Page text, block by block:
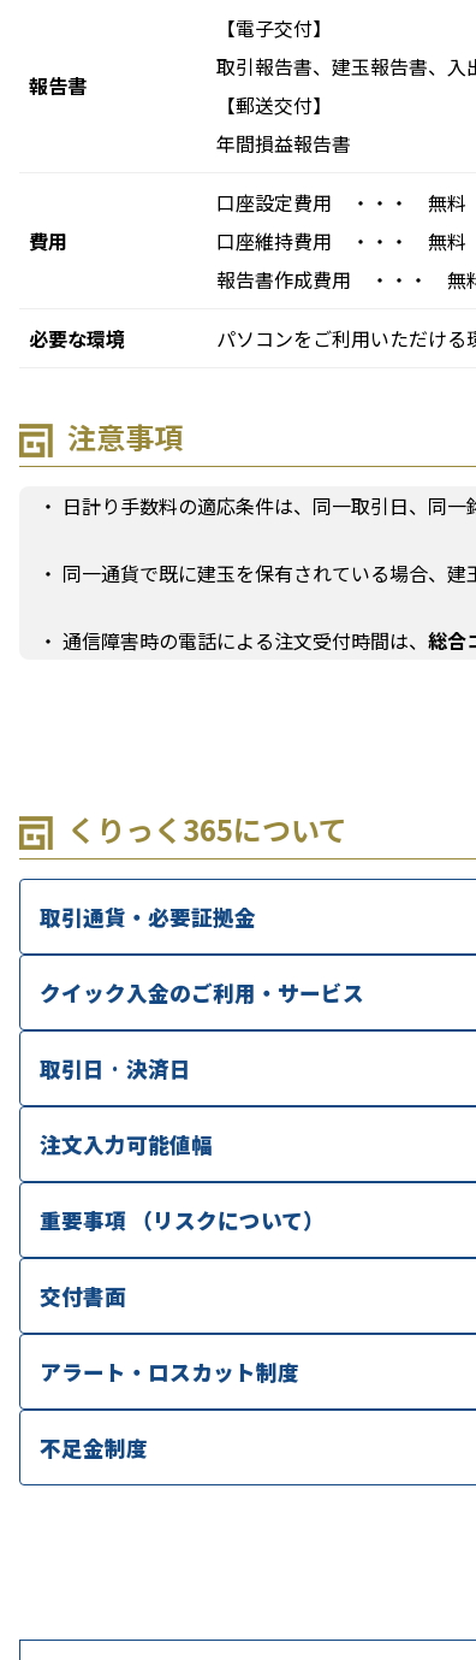
報告書
【電子交付】
取引報告書、建玉報告書、
【郵送交付】
年間損益報告書
費用
口座設定費用 ・・・ 無料
口座維持費用 ・・・ 無料
報告書作成費用 ・・・ 無
必要な環境 パソコンをご利用いただける
注意事項
・ 日計り手数料の適応条件は、同一取引日、同一
・ 同一通貨で既に建玉を保有されている場合、
・ 通信障害時の電話による注文受付時間は、 総合
くりっく365について
取引通貨・必要証拠金
クイック入金のご利用・サービス
取引日 · 決済日
注文入力可能値幅
重要事項 （リスクについて）
交付書面
アラート・ロスカット制度
不足金制度